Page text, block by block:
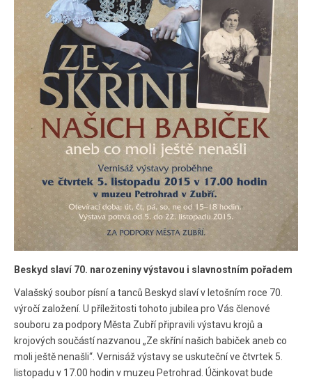
Beskyd slaví 70. narozeniny výstavou i slavnostním pořadem
Valašský soubor písní a tanců Beskyd slaví v letošním roce 70.
výročí založení. U příležitosti tohoto jubilea pro Vás členové
souboru za podpory Města Zubří připravili výstavu krojů a
krojových součástí nazvanou „Ze skříní našich babiček aneb co
moli ještě nenašli“. Vernisáž výstavy se uskuteční ve čtvrtek 5.
listopadu v 17.00 hodin v muzeu Petrohrad. Účinkovat bude